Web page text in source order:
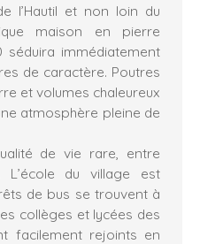
l’Hautil et non loin du
maison en pierre
séduira immédiatement
de caractère. Poutres
et volumes chaleureux
atmosphère pleine de
de vie rare, entre
L’école du village est
de bus se trouvent à
collèges et lycées des
facilement rejoints en